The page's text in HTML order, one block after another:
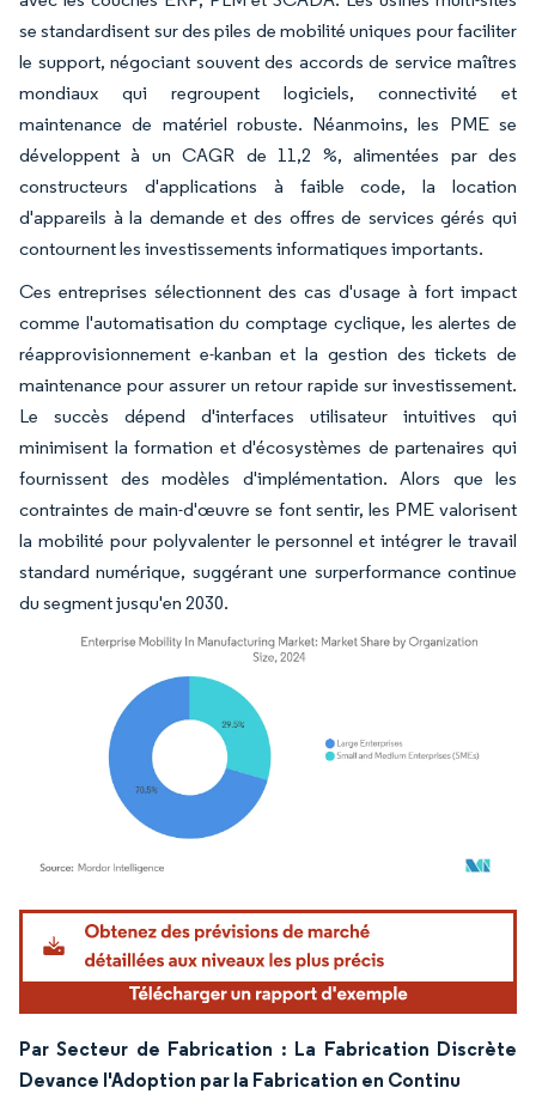
se standardisent sur des piles de mobilité uniques pour faciliter
le support, négociant souvent des accords de service maîtres
mondiaux qui regroupent logiciels, connectivité et
maintenance de matériel robuste. Néanmoins, les PME se
développent à un CAGR de 11,2 %, alimentées par des
constructeurs d'applications à faible code, la location
d'appareils à la demande et des offres de services gérés qui
contournent les investissements informatiques importants.
Ces entreprises sélectionnent des cas d'usage à fort impact
comme l'automatisation du comptage cyclique, les alertes de
réapprovisionnement e-kanban et la gestion des tickets de
maintenance pour assurer un retour rapide sur investissement.
Le succès dépend d'interfaces utilisateur intuitives qui
minimisent la formation et d'écosystèmes de partenaires qui
fournissent des modèles d'implémentation. Alors que les
contraintes de main-d'œuvre se font sentir, les PME valorisent
la mobilité pour polyvalenter le personnel et intégrer le travail
standard numérique, suggérant une surperformance continue
du segment jusqu'en 2030.
Image © Mordor Intelligence. La réutilisation nécessite une attribution sous CC BY
Par Secteur de Fabrication : La Fabrication Discrète
Devance l'Adoption par la Fabrication en Continu